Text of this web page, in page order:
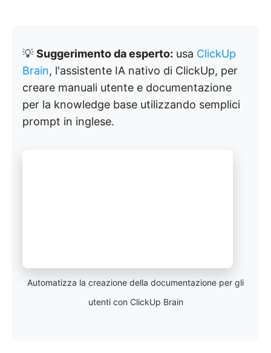
💡 Suggerimento da esperto: usa ClickUp
Brain, l'assistente IA nativo di ClickUp, per
creare manuali utente e documentazione
per la knowledge base utilizzando semplici
prompt in inglese.
Automatizza la creazione della documentazione per gli
utenti con ClickUp Brain